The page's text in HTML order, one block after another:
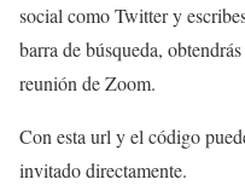
social como Twitter y
barra de búsqueda,
reunión de Zoom.
Con esta url y el código
invitado directamente.